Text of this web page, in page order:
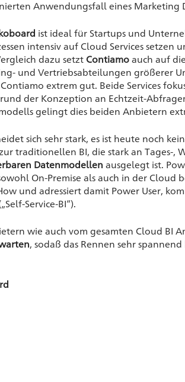
Anwendungsfall eines Marketing
ist ideal für Startups und
intensiv auf Cloud Services setzen
dazu setzt Contiamo auch auf
und Vertriebsabteilungen größerer
extrem gut. Beide Services
der Konzeption an Echtzeit-
gelingt dies beiden Anbietern
sich sehr stark, es ist heute noch
traditionellen BI, die stark an Tages-,
Datenmodellen ausgelegt ist.
On-Premise als auch in der Cloud
und adressiert damit Power User,
Service-BI“).
wie auch vom gesamten Cloud BI
, sodaß das Rennen sehr